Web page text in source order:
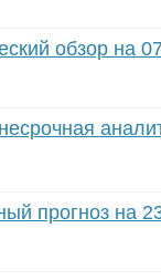
обзор на
прогноз на